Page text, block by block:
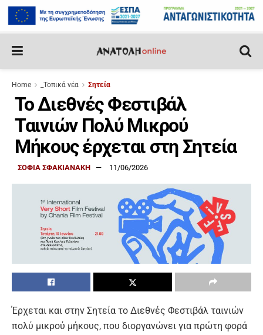
Home _Τοπικά νέα Σητεία
Το Διεθνές Φεστιβάλ
Ταινιών Πολύ Μικρού
Μήκους έρχεται στη Σητεία
ΣΟΦΙΑ ΣΦΑΚΙΑΝΑΚΗ 11/06/2026
Έρχεται και στην Σητεία το Διεθνές Φεστιβάλ ταινιών
πολύ μικρού μήκους, που διοργανώνει για πρώτη φορά